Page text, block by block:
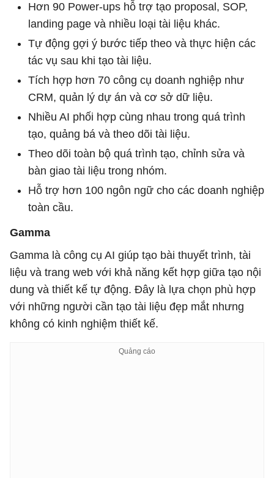
Hơn 90 Power-ups hỗ trợ tạo proposal, SOP,
landing page và nhiều loại tài liệu khác.
Tự động gợi ý bước tiếp theo và thực hiện các
tác vụ sau khi tạo tài liệu.
Tích hợp hơn 70 công cụ doanh nghiệp như
CRM, quản lý dự án và cơ sở dữ liệu.
Nhiều AI phối hợp cùng nhau trong quá trình
tạo, quảng bá và theo dõi tài liệu.
Theo dõi toàn bộ quá trình tạo, chỉnh sửa và
bàn giao tài liệu trong nhóm.
Hỗ trợ hơn 100 ngôn ngữ cho các doanh nghiệp
toàn cầu.
Gamma
Gamma là công cụ AI giúp tạo bài thuyết trình, tài
liệu và trang web với khả năng kết hợp giữa tạo nội
dung và thiết kế tự động. Đây là lựa chọn phù hợp
với những người cần tạo tài liệu đẹp mắt nhưng
không có kinh nghiệm thiết kế.